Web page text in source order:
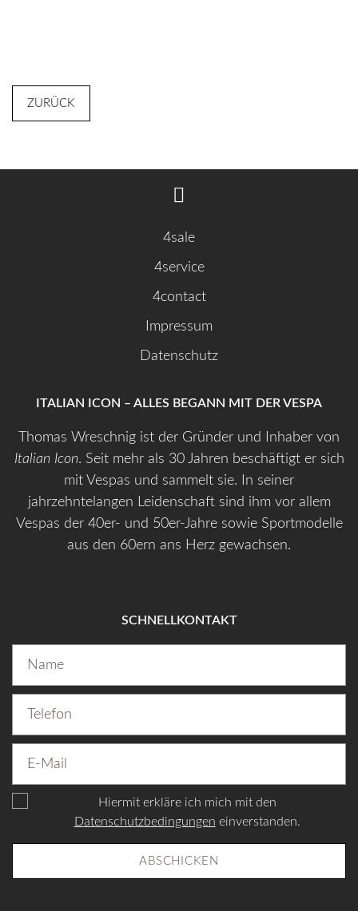
ZURÜCK
4sale
4service
4contact
Impressum
Datenschutz
ITALIAN ICON – ALLES BEGANN MIT DER VESPA
Thomas Wreschnig ist der Gründer und Inhaber von
Italian Icon. Seit mehr als 30 Jahren beschäftigt er sich
mit Vespas und sammelt sie. In seiner
jahrzehntelangen Leidenschaft sind ihm vor allem
Vespas der 40er- und 50er-Jahre sowie Sportmodelle
aus den 60ern ans Herz gewachsen.
SCHNELLKONTAKT
Hiermit erkläre ich mich mit den
Datenschutzbedingungen einverstanden.
ABSCHICKEN